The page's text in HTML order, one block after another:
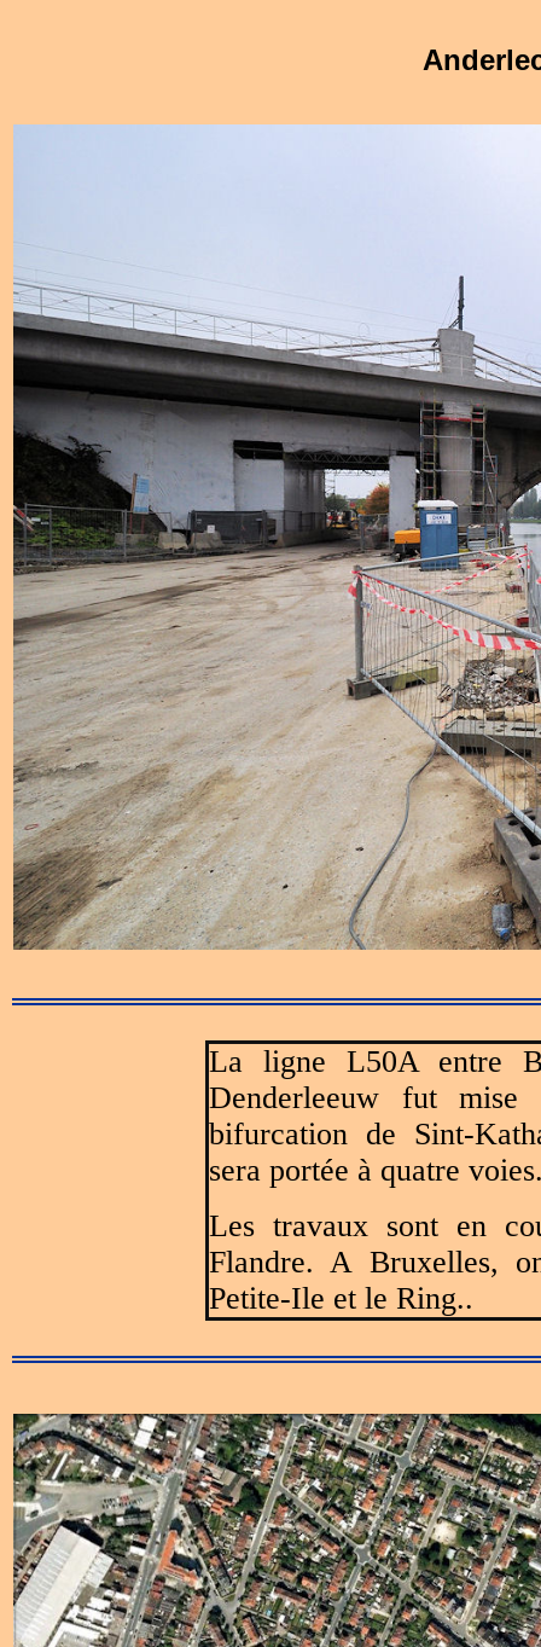
La ligne L50A entre
Denderleeuw fut
bifurcation de Sint-
sera portée à quatre
Les travaux sont en
Flandre. A Bruxelles,
Petite-Ile et le Ring..